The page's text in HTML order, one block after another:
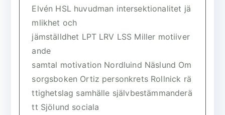
Elvén HSL huvudman intersektionalitet jä
mlikhet och
jämställdhet LPT LRV LSS Miller motiiver
ande
samtal motivation Nordluind Näslund Om
sorgsboken Ortiz personkrets Rollnick rä
ttighetslag samhälle självbestämmanderä
tt Sjölund sociala